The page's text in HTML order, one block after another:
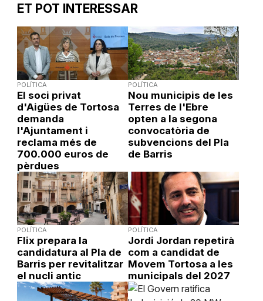
ET POT INTERESSAR
POLÍTICA
El soci privat
d'Aigües de Tortosa
demanda
l'Ajuntament i
reclama més de
700.000 euros de
pèrdues
POLÍTICA
Nou municipis de les
Terres de l'Ebre
opten a la segona
convocatòria de
subvencions del Pla
de Barris
POLÍTICA
Flix prepara la
candidatura al Pla de
Barris per revitalitzar
el nucli antic
POLÍTICA
Jordi Jordan repetirà
com a candidat de
Movem Tortosa a les
municipals del 2027